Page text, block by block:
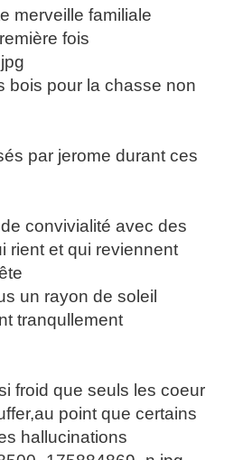
merveille familiale
fois
bois pour la chasse non
par jerome durant ces
convivialité avec des
rient et qui reviennent
un rayon de soleil
tranqullement
froid que seuls les coeur
point que certains
hallucinations